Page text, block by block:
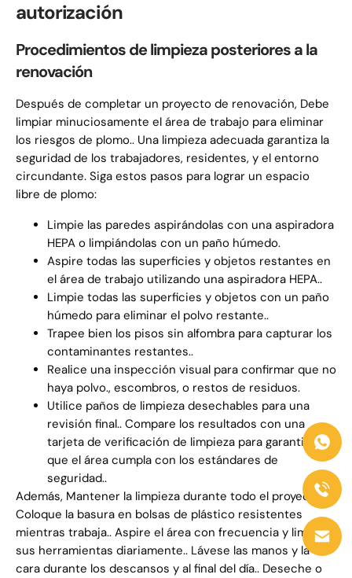
autorización
Procedimientos de limpieza posteriores a la
renovación
Después de completar un proyecto de renovación, Debe
limpiar minuciosamente el área de trabajo para eliminar
los riesgos de plomo.. Una limpieza adecuada garantiza la
seguridad de los trabajadores, residentes, y el entorno
circundante. Siga estos pasos para lograr un espacio
libre de plomo:
Limpie las paredes aspirándolas con una aspiradora
HEPA o limpiándolas con un paño húmedo.
Aspire todas las superficies y objetos restantes en
el área de trabajo utilizando una aspiradora HEPA..
Limpie todas las superficies y objetos con un paño
húmedo para eliminar el polvo restante..
Trapee bien los pisos sin alfombra para capturar los
contaminantes restantes..
Realice una inspección visual para confirmar que no
haya polvo., escombros, o restos de residuos.
Utilice paños de limpieza desechables para una
revisión final.. Compare los resultados con una
tarjeta de verificación de limpieza para garantizar
que el área cumpla con los estándares de
seguridad..
Además, Mantener la limpieza durante todo el proyecto..
Coloque la basura en bolsas de plástico resistentes
mientras trabaja.. Aspire el área con frecuencia y limpie
sus herramientas diariamente.. Lávese las manos y la
cara durante los descansos y al final del día.. Deseche o